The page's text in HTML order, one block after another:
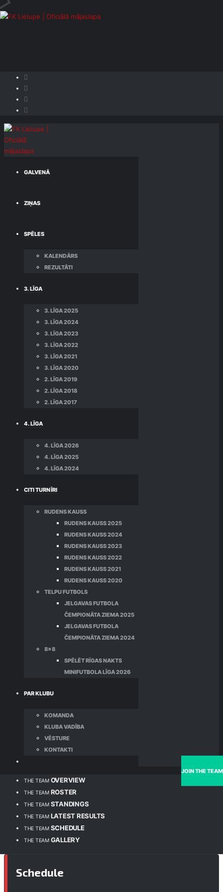
GALVENĀ
ZIŅAS
SPĒLES
KALENDĀRS
REZULTĀTI
3. LĪGA
3. LĪGA 2025
3. LĪGA 2024
3. LĪGA 2023
3. LĪGA 2022
3. LĪGA 2021
3. LĪGA 2020
2. LĪGA 2019
2. LĪGA 2018
2. LĪGA 2017
4. LĪGA
4. LĪGA 2026
4. LĪGA 2025
4. LĪGA 2024
CITI TURNĪRI
RUDENS KAUSS
RUDENS KAUSS 2025
RUDENS KAUSS 2024
RUDENS KAUSS 2023
RUDENS KAUSS 2022
RUDENS KAUSS 2021
RUDENS KAUSS 2020
TELPU FUTBOLS
JELGAVAS FUTBOLA
ČEMPIONĀTA ZIEMA 2025
JELGAVAS FUTBOLA
ČEMPIONĀTA ZIEMA 2024
8×8
SPĒLĒT RĪGAS NAKTS
MINIFUTBOLA LĪGA 2026
PAR KLUBU
KOMANDA
KLUBA VADĪBA
VĒSTURE
KONTAKTI
JOIN THE TEAM
THE TEAMOVERVIEW
THE TEAMROSTER
THE TEAMSTANDINGS
THE TEAMLATEST RESULTS
THE TEAMSCHEDULE
THE TEAMGALLERY
Schedule